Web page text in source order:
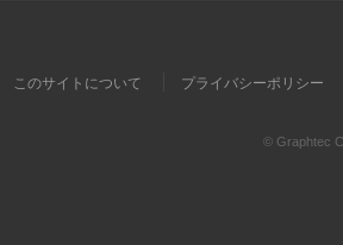
このサイトについて プライバシーポリシー
© Graphtec